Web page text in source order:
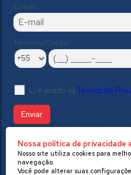
Nossa política de privacidade
Nosso site utiliza cookies para
navegação.
Você pode alterar suas
E-mail:
Telefone/Celular:
Li e aceito osTermos de
//Modelo 2